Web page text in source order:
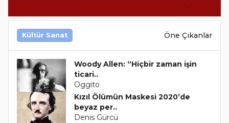
Kültür Sanat Öne Çıkanlar
Woody Allen: “Hiçbir zaman işin
ticari..
Oggito
Kızıl Ölümün Maskesi 2020’de
beyaz per..
Denis Gürcü